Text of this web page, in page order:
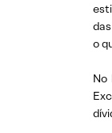
o
No